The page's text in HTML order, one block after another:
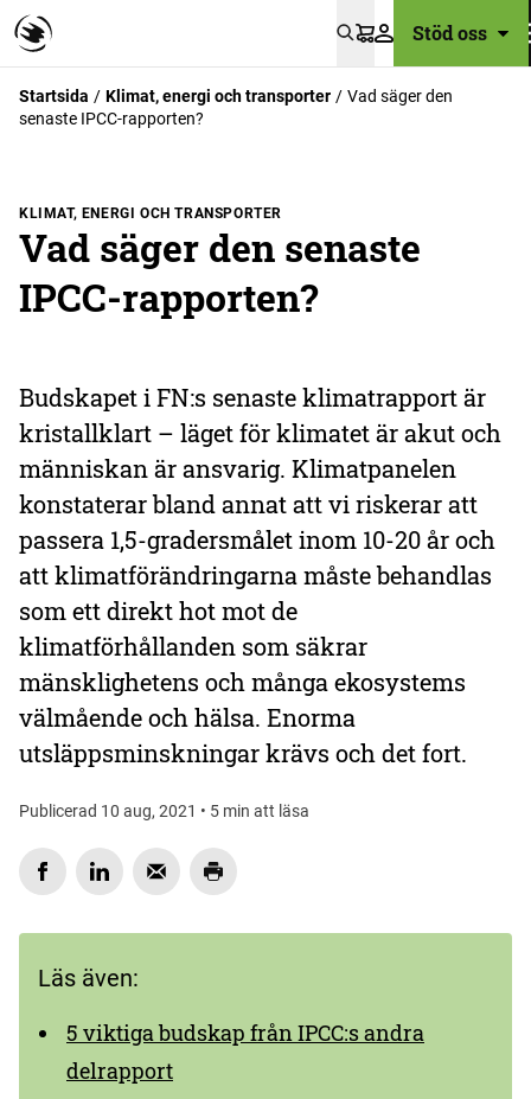
VarukorgStöd oss
Startsida Klimat, energi och transporter
Vad säger den
senaste IPCC-rapporten?
KLIMAT, ENERGI OCH TRANSPORTER
Vad säger den senaste
IPCC-rapporten?
Budskapet i FN:s senaste klimatrapport är
kristallklart – läget för klimatet är akut och
människan är ansvarig. Klimatpanelen
konstaterar bland annat att vi riskerar att
passera 1,5-gradersmålet inom 10-20 år och
att klimatförändringarna måste behandlas
som ett direkt hot mot de
klimatförhållanden som säkrar
mänsklighetens och många ekosystems
välmående och hälsa. Enorma
utsläppsminskningar krävs och det fort.
Publicerad 10 aug, 2021 • 5 min att läsa
Läs även:
5 viktiga budskap från IPCC:s andra
delrapport